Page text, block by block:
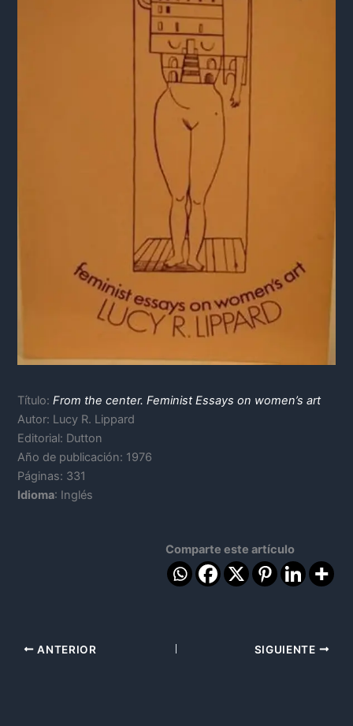
Título:From the center. Feminist Essays on women’s art
Autor: Lucy R. Lippard
Editorial: Dutton
Año de publicación: 1976
Páginas: 331
Idioma: Inglés
Comparte este artículo
ANTERIOR SIGUIENTE